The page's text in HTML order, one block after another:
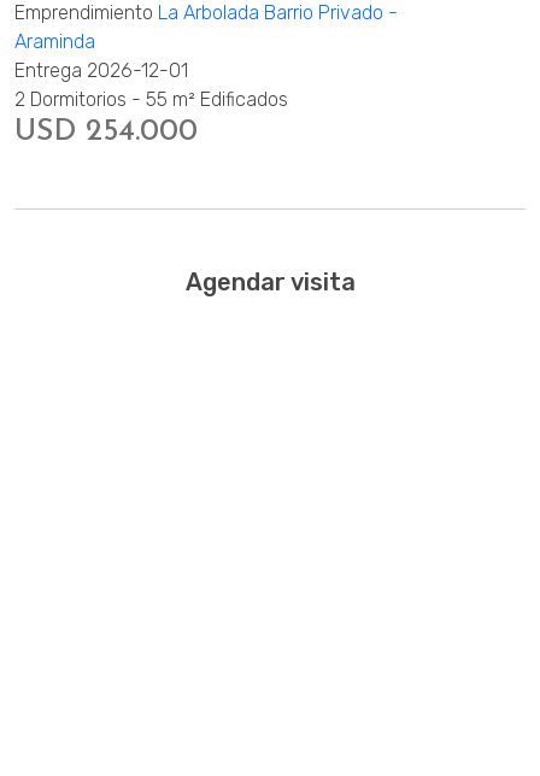
Emprendimiento La Arbolada Barrio Privado -
Araminda
Entrega 2026-12-01
2 Dormitorios - 55 m² Edificados
USD 254.000
Agendar visita